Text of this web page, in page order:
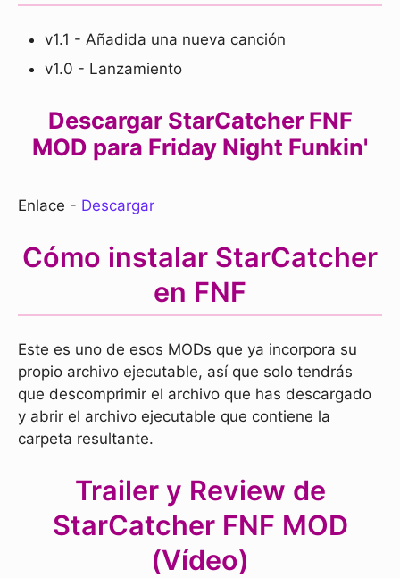
v1.1 - Añadida una nueva canción
v1.0 - Lanzamiento
Descargar StarCatcher FNF
MOD para Friday Night Funkin'
Enlace - Descargar
Cómo instalar StarCatcher
en FNF
Este es uno de esos MODs que ya incorpora su
propio archivo ejecutable, así que solo tendrás
que descomprimir el archivo que has descargado
y abrir el archivo ejecutable que contiene la
carpeta resultante.
Trailer y Review de
StarCatcher FNF MOD
(Vídeo)